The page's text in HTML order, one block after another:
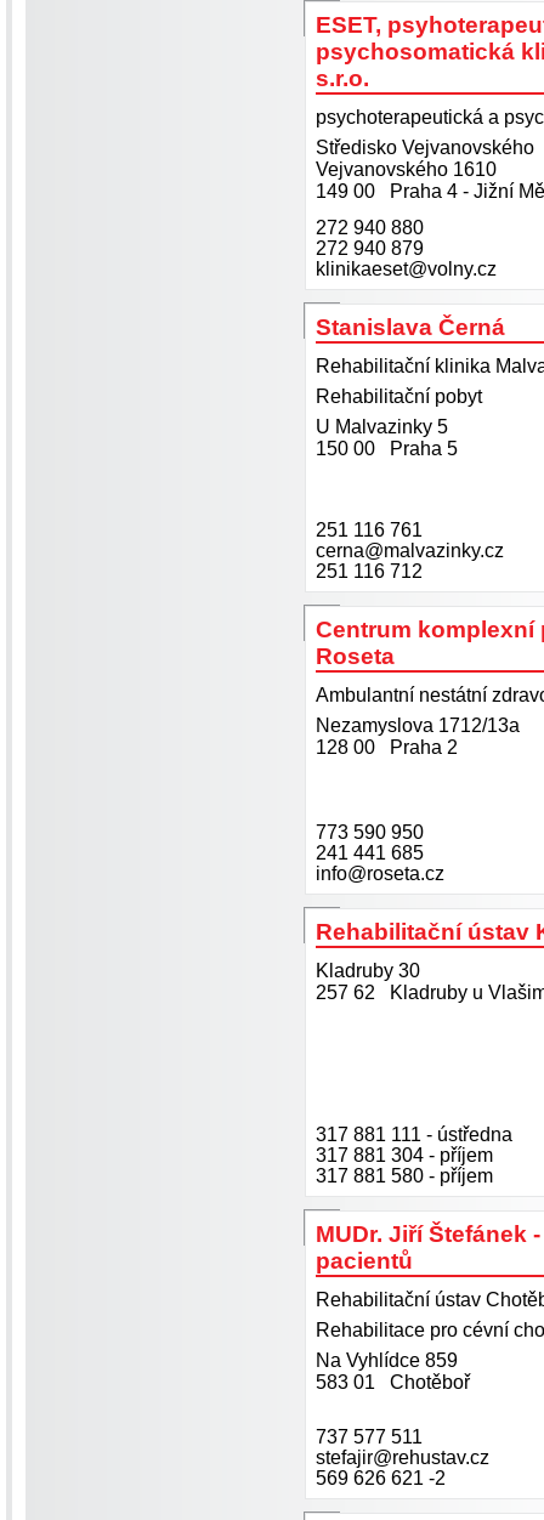
ESET,
psychosomatická
s.r.o.
psychoterapeutická a
Středisko Vejvanovského
Vejvanovského 1610
149 00 Praha 4 - Jižní
272 940 880
272 940 879
klinikaeset@volny.cz
Stanislava Černá
Rehabilitační klinika
Rehabilitační pobyt
U Malvazinky 5
150 00 Praha 5
251 116 761
cerna@malvazinky.cz
251 116 712
Centrum komplexní
Roseta
Ambulantní nestátní
Nezamyslova 1712/13a
128 00 Praha 2
773 590 950
241 441 685
info@roseta.cz
Rehabilitační ústav
Kladruby 30
257 62 Kladruby u
317 881 111 - ústředna
317 881 304 - příjem
317 881 580 - příjem
MUDr. Jiří Štefánek
pacientů
Rehabilitační ústav
Rehabilitace pro cévní
Na Vyhlídce 859
583 01 Chotěboř
737 577 511
stefajir@rehustav.cz
569 626 621 -2